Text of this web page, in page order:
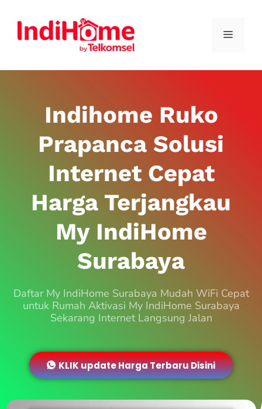
Indihome Ruko
Prapanca Solusi
Internet Cepat
Harga Terjangkau
My IndiHome
Surabaya
Daftar My IndiHome Surabaya Mudah WiFi Cepat
untuk Rumah Aktivasi My IndiHome Surabaya
Sekarang Internet Langsung Jalan
KLIK update Harga Terbaru Disini